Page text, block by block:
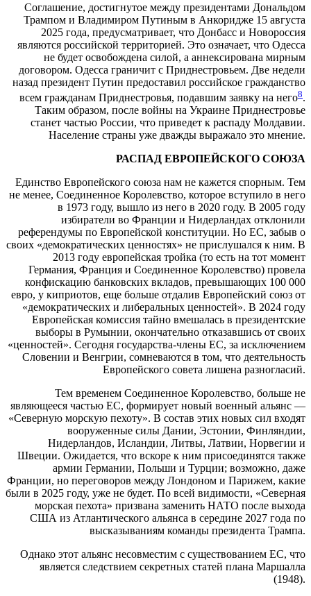
Соглашение, достигнутое между президентами Дональдом
Трампом и Владимиром Путиным в Анкоридже 15 августа
2025 года, предусматривает, что Донбасс и Новороссия
являются российской территорией. Это означает, что Одесса
не будет освобождена силой, а аннексирована мирным
договором. Одесса граничит с Приднестровьем. Две недели
назад президент Путин предоставил российское гражданство
всем гражданам Приднестровья, подавшим заявку на него8.
Таким образом, после войны на Украине Приднестровье
станет частью России, что приведет к распаду Молдавии.
Население страны уже дважды выражало это мнение.
РАСПАД ЕВРОПЕЙСКОГО СОЮЗА
Единство Европейского союза нам не кажется спорным. Тем
не менее, Соединенное Королевство, которое вступило в него
в 1973 году, вышло из него в 2020 году. В 2005 году
избиратели во Франции и Нидерландах отклонили
референдумы по Европейской конституции. Но ЕС, забыв о
своих «демократических ценностях» не прислушался к ним. В
2013 году европейская тройка (то есть на тот момент
Германия, Франция и Соединенное Королевство) провела
конфискацию банковских вкладов, превышающих 100 000
евро, у киприотов, еще больше отдалив Европейский союз от
«демократических и либеральных ценностей». В 2024 году
Европейская комиссия тайно вмешалась в президентские
выборы в Румынии, окончательно отказавшись от своих
«ценностей». Сегодня государства-члены ЕС, за исключением
Словении и Венгрии, сомневаются в том, что деятельность
Европейского совета лишена разногласий.
Тем временем Соединенное Королевство, больше не
являющееся частью ЕС, формирует новый военный альянс —
«Северную морскую пехоту». В состав этих новых сил входят
вооруженные силы Дании, Эстонии, Финляндии,
Нидерландов, Исландии, Литвы, Латвии, Норвегии и
Швеции. Ожидается, что вскоре к ним присоединятся также
армии Германии, Польши и Турции; возможно, даже
Франции, но переговоров между Лондоном и Парижем, какие
были в 2025 году, уже не будет. По всей видимости, «Северная
морская пехота» призвана заменить НАТО после выхода
США из Атлантического альянса в середине 2027 года по
высказываниям команды президента Трампа.
Однако этот альянс несовместим с существованием ЕС, что
является следствием секретных статей плана Маршалла
(1948).